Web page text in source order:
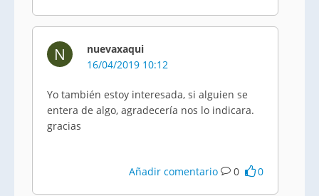
N
nuevaxaqui
16/04/2019 10:12
Yo también estoy interesada, si alguien se
entera de algo, agradecería nos lo indicara.
gracias
Añadir comentario 0 0